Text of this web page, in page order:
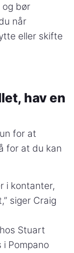
og bør
når
eller skifte
hav en
for at
for at du kan
i kontanter,
siger Craig
Stuart
i Pompano